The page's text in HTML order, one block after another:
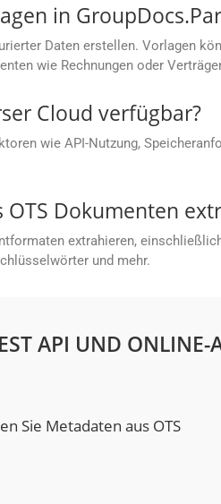
in
Daten erstellen. Vorlagen
wie Rechnungen oder
Cloud verfügbar?
wie API-Nutzung,
Dokumenten
extrahieren,
und mehr.
API UND ONLINE-
Sie Metadaten aus OTS